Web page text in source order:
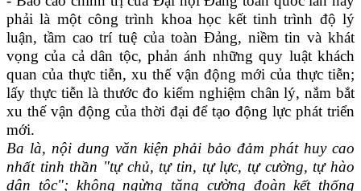
phải là một công trình khoa học kết tinh trình độ lý
luận, tầm cao trí tuệ của toàn Đảng, niềm tin và khát
vọng của cả dân tộc, phản ánh những quy luật khách
quan của thực tiễn, xu thế vận động mới của thực tiễn;
lấy thực tiễn là thước đo kiểm nghiệm chân lý, nắm bắt
xu thế vận động của thời đại để tạo động lực phát triển
mới.
Ba là, nội dung văn kiện phải bảo đảm phát huy cao
nhất tinh thần "tự chủ, tự tin, tự lực, tự cường, tự hào
dân tộc"; không ngừng tăng cường đoàn kết thống